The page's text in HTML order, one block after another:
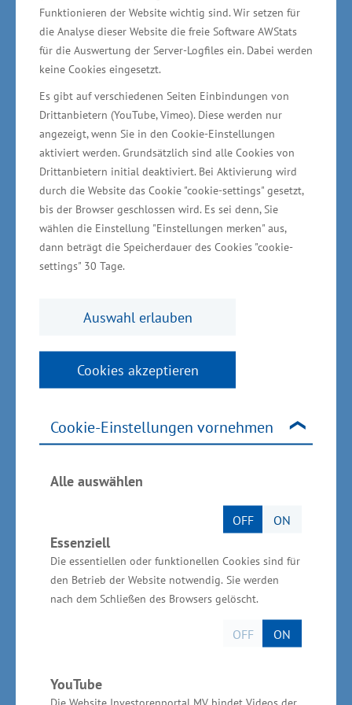
Funktionieren der Website wichtig sind. Wir setzen für
die Analyse dieser Website die freie Software AWStats
für die Auswertung der Server-Logfiles ein. Dabei werden
keine Cookies eingesetzt.
Es gibt auf verschiedenen Seiten Einbindungen von
Drittanbietern (YouTube, Vimeo). Diese werden nur
angezeigt, wenn Sie in den Cookie-Einstellungen
aktiviert werden. Grundsätzlich sind alle Cookies von
Drittanbietern initial deaktiviert. Bei Aktivierung wird
durch die Website das Cookie "cookie-settings" gesetzt,
bis der Browser geschlossen wird. Es sei denn, Sie
wählen die Einstellung "Einstellungen merken" aus,
dann beträgt die Speicherdauer des Cookies "cookie-
settings" 30 Tage.
Auswahl erlauben
Cookies akzeptieren
Cookie-Einstellungen vornehmen
Alle auswählen
OFF ON
Essenziell
Die essentiellen oder funktionellen Cookies sind für
den Betrieb der Website notwendig. Sie werden
nach dem Schließen des Browsers gelöscht.
OFF ON
YouTube
Entwicklung regionaler Projekte ist ein
wichtiger Baustein hierfür“, sagte Mecklenburg-
Vorpommerns Wirtschaftsminister Harry Glawe.
„Das Beispiel FLAMMAEROTEC zeigt, dass der
Standort Westmecklenburg als Schnittmenge
von MV und der Metropolregion Hamburg
punktet. Hier finden Unternehmen Raum, um
sich weiter zu entwickeln und die
Unterstützung der Akteure vor Ort“, fasst
IHK zu Schwerin den Unternehmensbesuch
Unternehmen von der Nähe zu Hamburg und
der engen Zusammenarbeit, die wir durch
Eisenach weiter.
Die Entwicklung von Projekten für die
Regionalentwicklung Westmecklenburgs ist
Ziel der IHK-Wirtschaftskonferenz, die im
Anschluss an den Unternehmensbesuch
beginnt.
Unternehmensbesuch bei FLAMMAEROTEC: